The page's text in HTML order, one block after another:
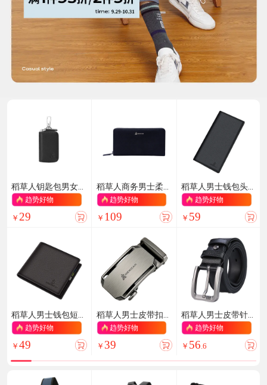
稻草人钥匙包男女
头层牛皮二合一多
功能锁匙零钱收纳
包轻便家用汽车
趋势好物
￥29
稻草人男士钱包短
款商务头层牛皮横
款两折票夹多卡位
钱夹生日礼物送男
趋势好物
￥49
稻草人商务男士柔
软牛皮手包男士大
容量手抓包钱包单
拉手拿包生日礼物
趋势好物
￥ 109
稻草人男士皮带扣
头休闲裤带自动扣
腰带带身配件
趋势好物
￥ 39
稻草人男士钱包头
层牛皮真皮钱包大
容量两折长款钱包
票夹生日礼物送男
趋势好物
￥ 59
稻草人男士皮带针
扣式真牛皮商务腰
带休闲裤带七夕情
人节礼物
趋势好物
￥ 56.6